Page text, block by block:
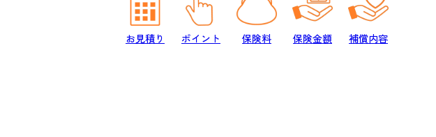
お見積り ポイント 保険料 保険金額 補償内容